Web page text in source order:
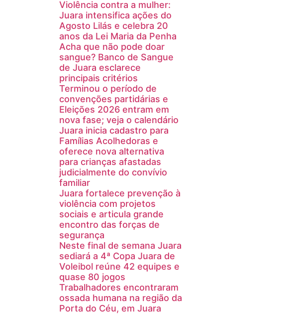
Violência contra a mulher:
Juara intensifica ações do
Agosto Lilás e celebra 20
anos da Lei Maria da Penha
Acha que não pode doar
sangue? Banco de Sangue
de Juara esclarece
principais critérios
Terminou o período de
convenções partidárias e
Eleições 2026 entram em
nova fase; veja o calendário
Juara inicia cadastro para
Famílias Acolhedoras e
oferece nova alternativa
para crianças afastadas
judicialmente do convívio
familiar
Juara fortalece prevenção à
violência com projetos
sociais e articula grande
encontro das forças de
segurança
Neste final de semana Juara
sediará a 4ª Copa Juara de
Voleibol reúne 42 equipes e
quase 80 jogos
Trabalhadores encontraram
ossada humana na região da
Porta do Céu, em Juara